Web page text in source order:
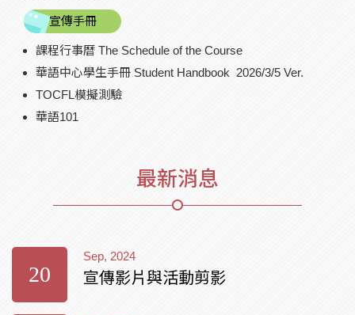
宣傳手冊
課程行事曆 The Schedule of the Course
華語中心學生手冊 Student Handbook 2026/3/5 Ver.
TOCFL模擬測驗
華語101
最新消息
20
Sep, 2024
宣傳影片與活動剪影